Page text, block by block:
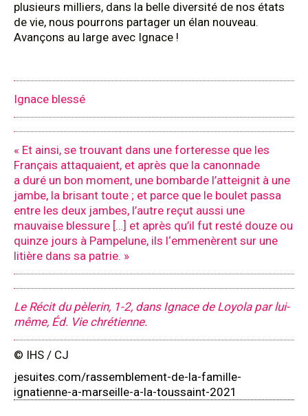
plusieurs milliers, dans la belle diversité de nos états
de vie, nous pourrons partager un élan nouveau.
Avançons au large avec Ignace !
Ignace blessé
« Et ainsi, se trouvant dans une forteresse que les
Français attaquaient, et après que la canonnade
a duré un bon moment, une bombarde l’atteignit à une
jambe, la brisant toute ; et parce que le boulet passa
entre les deux jambes, l’autre reçut aussi une
mauvaise blessure […] et après qu’il fut resté douze ou
quinze jours à Pampelune, ils l‘emmenèrent sur une
litière dans sa patrie. »
Le Récit du pèlerin, 1-2, dans Ignace de Loyola par lui-
même, Éd. Vie chrétienne.
© IHS / CJ
jesuites.com/rassemblement-de-la-famille-
ignatienne-a-marseille-a-la-toussaint-2021